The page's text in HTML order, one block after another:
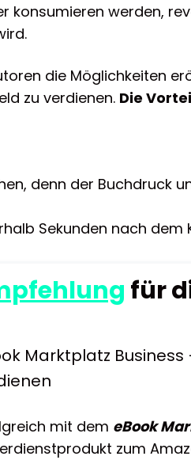
konsumieren werden,
die Möglichkeiten
zu verdienen. Die
denn der Buchdruck
Sekunden nach dem
für
Marktplatz
mit dem eBook
zum